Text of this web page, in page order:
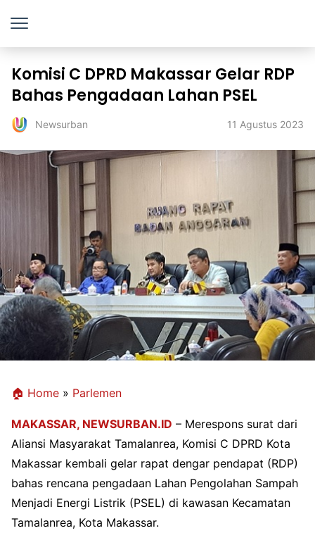
Komisi C DPRD Makassar Gelar RDP
Bahas Pengadaan Lahan PSEL
Newsurban 11 Agustus 2023
🏠 Home » Parlemen
MAKASSAR, NEWSURBAN.ID – Merespons surat dari
Aliansi Masyarakat Tamalanrea, Komisi C DPRD Kota
Makassar kembali gelar rapat dengar pendapat (RDP)
bahas rencana pengadaan Lahan Pengolahan Sampah
Menjadi Energi Listrik (PSEL) di kawasan Kecamatan
Tamalanrea, Kota Makassar.